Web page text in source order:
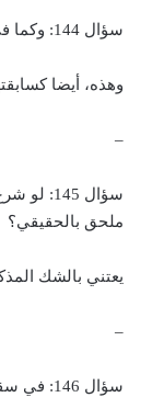
سؤال 144: وكما في السؤال السابق: إذا كان غالبا ما يقرأ سورة الاخلاص بعد سورة الحمد، واتفق أن قرأها بدون تعيين البسملة لها، سهوا أو غفلة، وانتبه في أثنائها، فهل تلزم اعادتها أم لا؟
وهذه، أيضا
–
سؤال
ملحق بالحقيقي؟
يعتني بالشك
–
سؤال 146: في سقوط وجوب السورة والاكتفاء بـ(سبحان الله) مرة واحدة في الركوع والسجود، هل يكفي خوف ضيق الوقت، أم لابد من العلم بالضيق، وما الحكم لو احتمل الضيق؟